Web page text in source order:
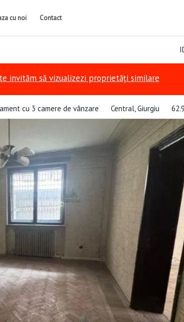
cu noi Contact
te invităm să vizualizezi proprietăți similare
cu 3 camere de vânzare Central, Giurgiu